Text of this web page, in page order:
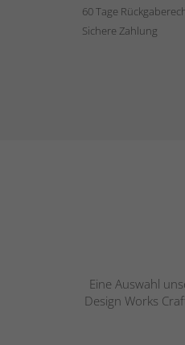
60 Tage
Sichere Zahlung
Eine Auswahl
Design Works